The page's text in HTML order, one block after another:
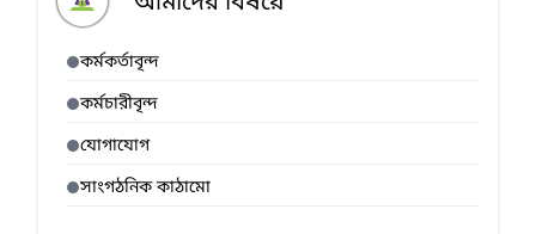
কর্মকর্তাবৃন্দ
কর্মচারীবৃন্দ
যোগাযোগ
সাংগঠনিক কাঠামো